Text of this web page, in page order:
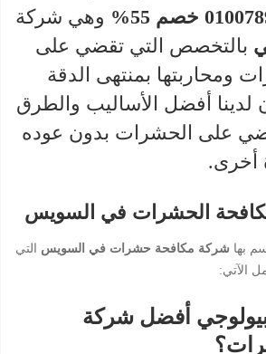
وهي شركة
بالتخصص التي تقضي على
ومحاربتها بمنتهى الدقة
لدينا أفضل الأساليب والطرق
على الحشرات بدون عوده
أخرى.
الحشرات في السويس
بها شركة مكافحة حشرات في السويس
التي
الآتي:
بيولوجي أفضل شركة